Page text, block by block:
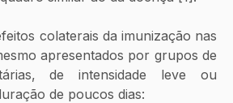
apresentados por grupos de
de intensidade leve ou
de poucos dias: